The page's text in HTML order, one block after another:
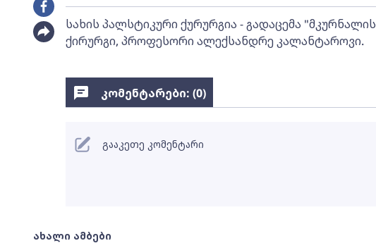
სახის პალსტიკური ქურურგია - გადაცემა
ქირურგი, პროფესორი ალექსანდრე კალანტაროვი.
ახალი ამბები
კომენტარები: (0)
გააკეთე კომენტარი